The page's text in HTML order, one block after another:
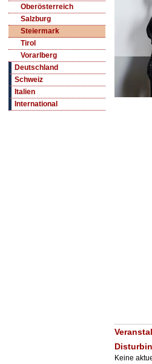
Oberösterreich
Salzburg
Steiermark
Tirol
Vorarlberg
Deutschland
Schweiz
Italien
International
Keine